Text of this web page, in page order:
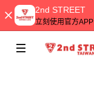
2nd STREET
立刻使用官方APP